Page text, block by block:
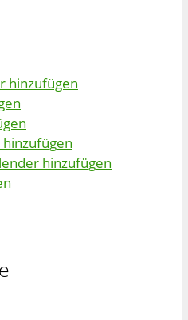
hinzufügen
hinzufügen